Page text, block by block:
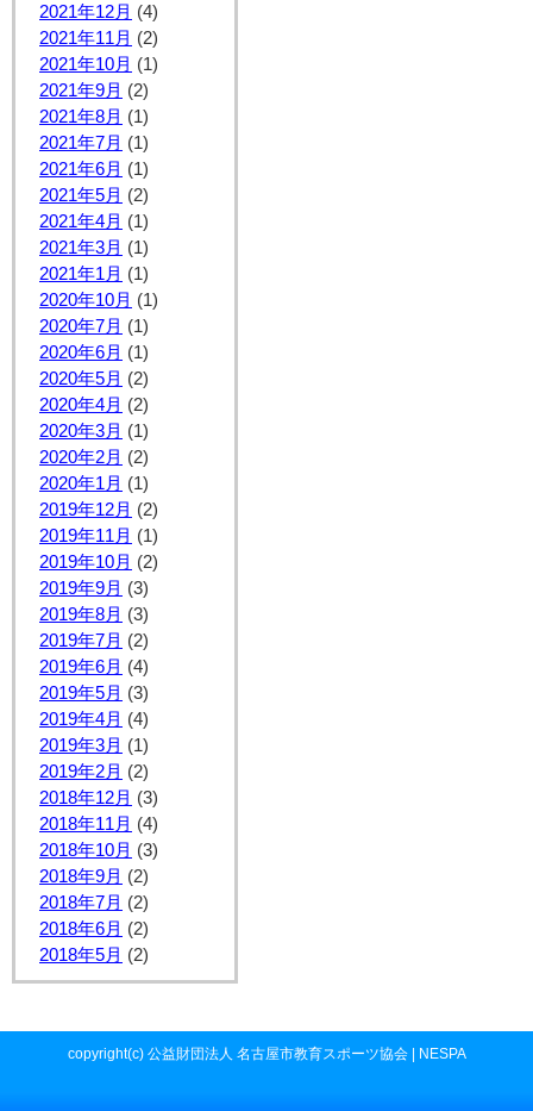
2021年12月 (4)
2021年11月 (2)
2021年10月 (1)
2021年9月 (2)
2021年8月 (1)
2021年7月 (1)
2021年6月 (1)
2021年5月 (2)
2021年4月 (1)
2021年3月 (1)
2021年1月 (1)
2020年10月 (1)
2020年7月 (1)
2020年6月 (1)
2020年5月 (2)
2020年4月 (2)
2020年3月 (1)
2020年2月 (2)
2020年1月 (1)
2019年12月 (2)
2019年11月 (1)
2019年10月 (2)
2019年9月 (3)
2019年8月 (3)
2019年7月 (2)
2019年6月 (4)
2019年5月 (3)
2019年4月 (4)
2019年3月 (1)
2019年2月 (2)
2018年12月 (3)
2018年11月 (4)
2018年10月 (3)
2018年9月 (2)
2018年7月 (2)
2018年6月 (2)
2018年5月 (2)
copyright(c) 公益財団法人 名古屋市教育スポーツ協会 | NESPA